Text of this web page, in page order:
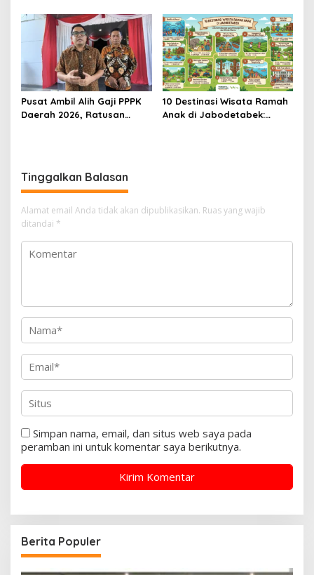
Pusat Ambil Alih Gaji PPPK
Daerah 2026, Ratusan
10 Destinasi Wisata Ramah
Anak di Jabodetabek:
Tinggalkan Balasan
Alamat email Anda tidak akan dipublikasikan. Ruas yang wajib
ditandai *
Simpan nama, email, dan situs web saya pada
peramban ini untuk komentar saya berikutnya.
Berita Populer